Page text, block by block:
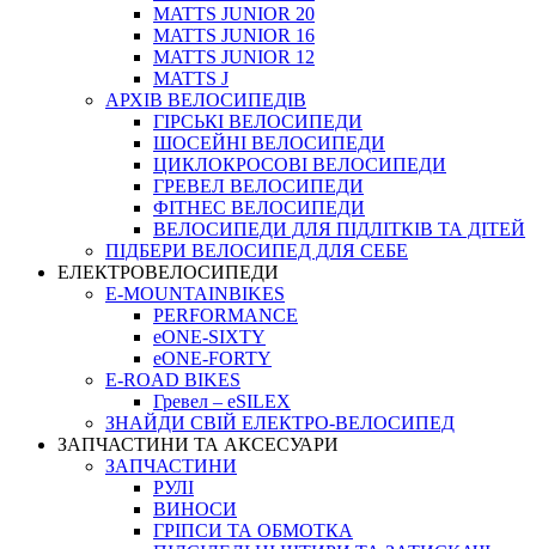
MATTS JUNIOR 20
MATTS JUNIOR 16
MATTS JUNIOR 12
MATTS J
АРХIВ ВЕЛОСИПЕДIВ
ГІРСЬКІ ВЕЛОСИПЕДИ
ШОСЕЙНІ ВЕЛОСИПЕДИ
ЦИКЛОКРОСОВІ ВЕЛОСИПЕДИ
ГРЕВЕЛ ВЕЛОСИПЕДИ
ФІТНЕС ВЕЛОСИПЕДИ
ВЕЛОСИПЕДИ ДЛЯ ПІДЛІТКІВ ТА ДІТЕЙ
ПIДБЕРИ ВЕЛОСИПЕД ДЛЯ СЕБЕ
ЕЛЕКТРОВЕЛОСИПЕДИ
E-MOUNTAINBIKES
PERFORMANCE
eONE-SIXTY
eONE-FORTY
E-ROAD BIKES
Гревел – eSILEX
ЗНАЙДИ СВІЙ ЕЛЕКТРО-ВЕЛОСИПЕД
ЗАПЧАСТИНИ ТА АКСЕСУАРИ
ЗАПЧАСТИНИ
РУЛІ
ВИНОСИ
ГРІПСИ ТА ОБМОТКА